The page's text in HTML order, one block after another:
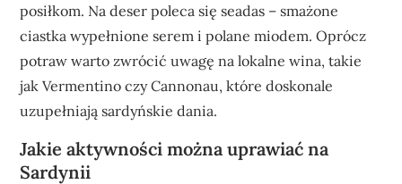
posiłkom. Na deser poleca się seadas – smażone
ciastka wypełnione serem i polane miodem. Oprócz
potraw warto zwrócić uwagę na lokalne wina, takie
jak Vermentino czy Cannonau, które doskonale
uzupełniają sardyńskie dania.
Jakie aktywności można uprawiać na
Sardynii